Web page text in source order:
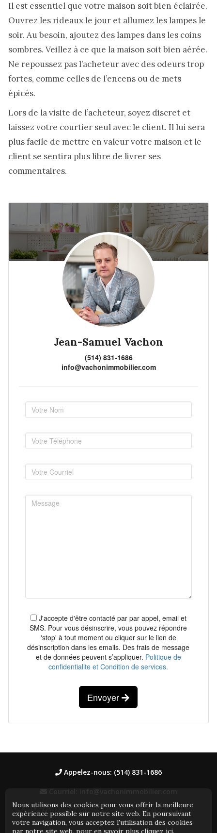
Il est essentiel que votre maison soit bien éclairée.
Ouvrez les rideaux le jour et allumez les lampes le
soir. Au besoin, ajoutez des lampes dans les coins
sombres. Veillez à ce que la maison soit bien aérée.
Ne repoussez pas l’acheteur avec des odeurs trop
fortes, comme celles de l’encens ou de mets
épicés.
Lors de la visite de l’acheteur, soyez discret et
laissez votre courtier seul avec le client. Il lui sera
plus facile de mettre en valeur votre maison et le
client se sentira plus libre de livrer ses
commentaires.
Jean-Samuel Vachon
(514) 831-1686
info@vachonimmobilier.com
J'accepte d'être contacté par par appel, email et
SMS. Pour vous désinscrire, vous pouvez répondre
'stop' à tout moment ou cliquer sur le lien de
désinscription dans les emails. Des frais de message
et de données peuvent s’appliquer. Politique de
confidentialite et Condition de services.
Envoyer
Appelez-nous: (514) 831-1686
Courriel: info@vachonimmobilier.com
Nous utilisons des cookies pour vous offrir la meilleure
expérience possible sur notre site web. En poursuivant
votre navigation, vous acceptez l'utilisation des cookies
par notre site web, pour en savoir plus cliquez ici.